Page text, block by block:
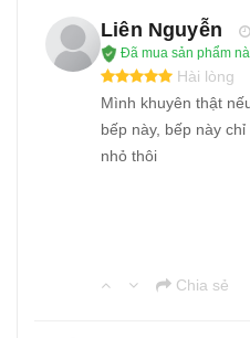
Liên Nguyễn
Đã mua sản phẩm
Hài lòng
Mình khuyên thật
bếp này, bếp này
nhỏ thôi
Chia sẻ